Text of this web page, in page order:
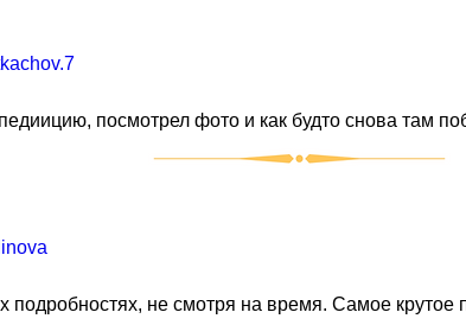
посмотрел фото и как будто снова
подробностях, не смотря на время. Самое